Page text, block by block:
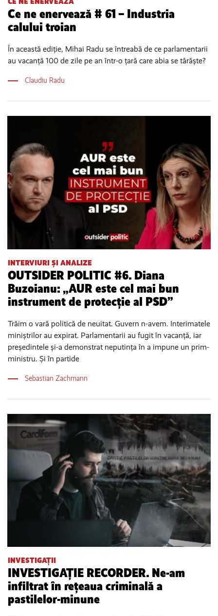
Ce ne enervează # 61 – Industria
calului troian
În această ediție, Mihai Radu se întreabă de ce parlamentarii
au vacanță 100 de zile pe an într-o țară care abia se târăște?
Claudiu Radu
INTERVIURI ȘI ANALIZE
OUTSIDER POLITIC #6. Diana
Buzoianu: „AUR este cel mai bun
instrument de protecție al PSD”
Trăim o vară politică de neuitat. Guvern n-avem. Interimatele
miniștrilor au expirat. Parlamentarii au fugit în vacanță, iar
președintele și-a demonstrat neputința în a impune un prim-
ministru. Și în partide
Sebastian Zachmann
INVESTIGAȚII
INVESTIGAȚIE RECORDER. Ne-am
infiltrat în rețeaua criminală a
pastilelor-minune